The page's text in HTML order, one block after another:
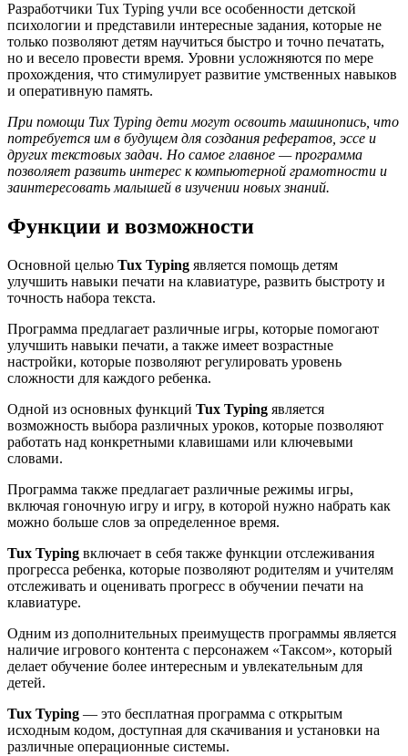
Разработчики Tux Typing учли все особенности детской
психологии и представили интересные задания, которые не
только позволяют детям научиться быстро и точно печатать,
но и весело провести время. Уровни усложняются по мере
прохождения, что стимулирует развитие умственных навыков
и оперативную память.
При помощи Tux Typing дети могут освоить машинопись, что
потребуется им в будущем для создания рефератов, эссе и
других текстовых задач. Но самое главное — программа
позволяет развить интерес к компьютерной грамотности и
заинтересовать малышей в изучении новых знаний.
Функции и возможности
Основной целью Tux Typing является помощь детям
улучшить навыки печати на клавиатуре, развить быстроту и
точность набора текста.
Программа предлагает различные игры, которые помогают
улучшить навыки печати, а также имеет возрастные
настройки, которые позволяют регулировать уровень
сложности для каждого ребенка.
Одной из основных функций Tux Typing является
возможность выбора различных уроков, которые позволяют
работать над конкретными клавишами или ключевыми
словами.
Программа также предлагает различные режимы игры,
включая гоночную игру и игру, в которой нужно набрать как
можно больше слов за определенное время.
Tux Typing включает в себя также функции отслеживания
прогресса ребенка, которые позволяют родителям и учителям
отслеживать и оценивать прогресс в обучении печати на
клавиатуре.
Одним из дополнительных преимуществ программы является
наличие игрового контента с персонажем «Таксом», который
делает обучение более интересным и увлекательным для
детей.
Tux Typing — это бесплатная программа с открытым
исходным кодом, доступная для скачивания и установки на
различные операционные системы.